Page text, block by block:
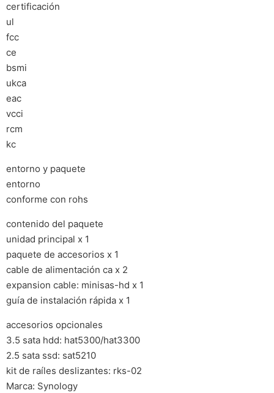
certificación
ul
fcc
ce
bsmi
ukca
eac
vcci
rcm
kc
entorno y paquete
entorno
conforme con rohs
contenido del paquete
unidad principal x 1
paquete de accesorios x 1
cable de alimentación ca x 2
expansion cable: minisas-hd x 1
guía de instalación rápida x 1
accesorios opcionales
3.5 sata hdd: hat5300/hat3300
2.5 sata ssd: sat5210
kit de raíles deslizantes: rks-02
Marca: Synology